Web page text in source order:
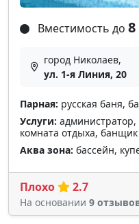
Вместимость до 8
город Николаев,
ул. 1-я Линия, 20
Парная: русская баня,
Услуги:
комната отдыха, банщик
Аква зона: бассейн,
Плохо 2.7
На основании 9